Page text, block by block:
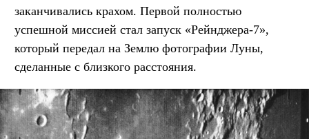
заканчивались крахом. Первой полностью
успешной миссией стал запуск «Рейнджера-7»,
который передал на Землю фотографии Луны,
сделанные с близкого расстояния.